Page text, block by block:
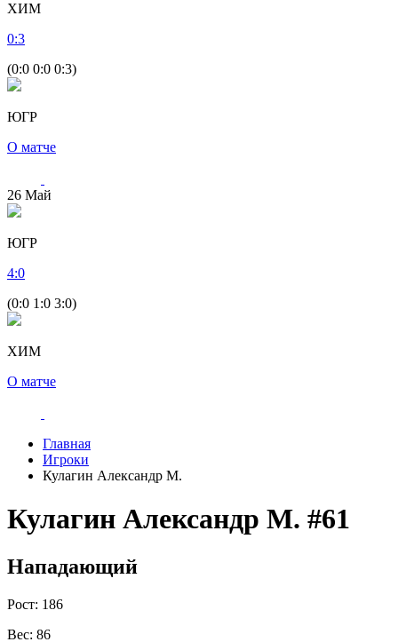
ХИМ
0:3
(0:0 0:0 0:3)
ЮГР
О матче
26 Май
ЮГР
4:0
(0:0 1:0 3:0)
ХИМ
О матче
Главная
Игроки
Кулагин Александр М.
Кулагин Александр М. #61
Нападающий
Рост: 186
Вес: 86